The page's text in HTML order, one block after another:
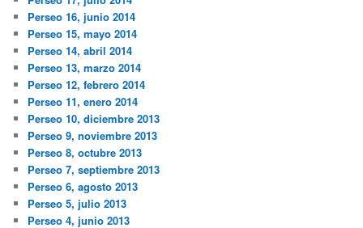
Perseo 16, junio 2014
Perseo 15, mayo 2014
Perseo 14, abril 2014
Perseo 13, marzo 2014
Perseo 12, febrero 2014
Perseo 11, enero 2014
Perseo 10, diciembre 2013
Perseo 9, noviembre 2013
Perseo 8, octubre 2013
Perseo 7, septiembre 2013
Perseo 6, agosto 2013
Perseo 5, julio 2013
Perseo 4, junio 2013